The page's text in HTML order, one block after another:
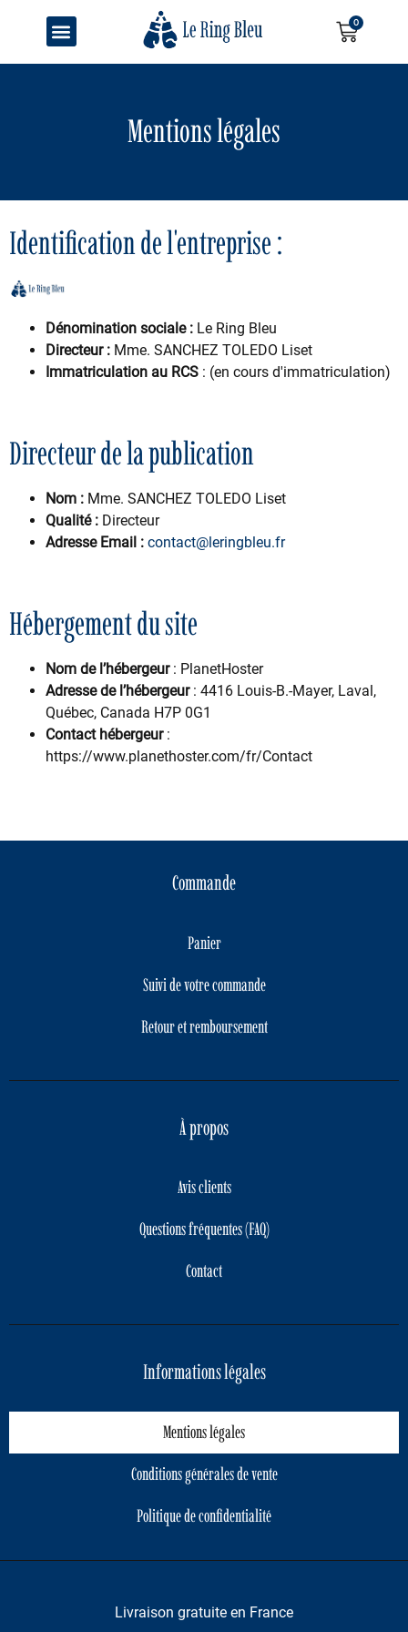
0
Mentions légales
Identification de l'entreprise :
Dénomination sociale : Le Ring Bleu
Directeur : Mme. SANCHEZ TOLEDO Liset
Immatriculation au RCS : (en cours d'immatriculation)
Directeur de la publication
Nom : Mme. SANCHEZ TOLEDO Liset
Qualité : Directeur
Adresse Email : contact@leringbleu.fr
Hébergement du site
Nom de l’hébergeur: PlanetHoster
Adresse de l’hébergeur: 4416 Louis-B.-Mayer, Laval,
Québec, Canada H7P 0G1
Contact hébergeur:
https://www.planethoster.com/fr/Contact
Commande
Panier
Suivi de votre commande
Retour et remboursement
À propos
Avis clients
Questions fréquentes (FAQ)
Contact
Informations légales
Mentions légales
Conditions générales de vente
Politique de confidentialité
Livraison gratuite en France